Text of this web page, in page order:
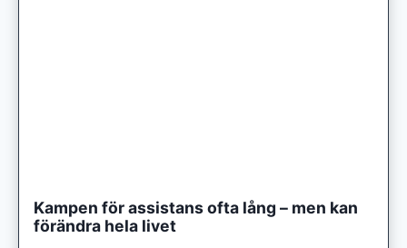
Kampen för assistans ofta lång – men kan
förändra hela livet